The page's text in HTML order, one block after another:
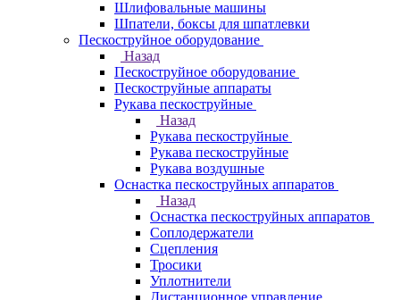
Шлифовальные машины
Шпатели, боксы для шпатлевки
Пескоструйное оборудование
Назад
Пескоструйное оборудование
Пескоструйные аппараты
Рукава пескоструйные
Назад
Рукава пескоструйные
Рукава пескоструйные
Рукава воздушные
Оснастка пескоструйных аппаратов
Назад
Оснастка пескоструйных аппаратов
Соплодержатели
Сцепления
Тросики
Уплотнители
Дистанционное управление